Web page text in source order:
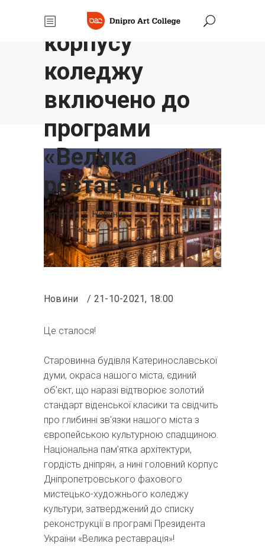
головного
корпусу
коледжу
включено до
програми
«Велика
реставрація»
Початок/Новини
Новини 21-10-2021, 18:00
Це сталося!
Старовинна будівля Катеринославської
думи, окраса нашого міста, єдиний
об'єкт, що наразі відтворює золотий
стандарт віденської класики та свідчить
про глибинні зв'язки нашого міста з
європейською культурною спадщиною.
Національна пам'ятка архітектури,
гордість дніпрян, а нині головний корпус
Дніпропетровського фахового
мистецько-художнього коледжу
культури, затверджений до списку
реконструкції в програмі Президента
України «Велика реставрація»!